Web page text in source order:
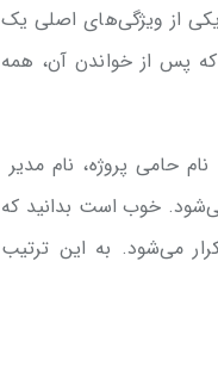
از ویژگی‌های اصلی یک
پس از خواندن آن، همه
حامی پروژه، نام مدیر
می‌شود. خوب است بدانید که
می‌شود. به این ترتیب